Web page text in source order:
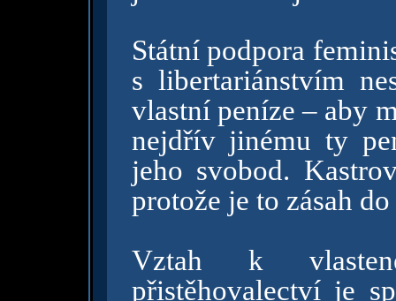
Státní podpora
s libertariánstvím
vlastní peníze – aby
nejdřív jinému ty
jeho svobod.
protože je to zásah
Vztah k
přistěhovalectví je